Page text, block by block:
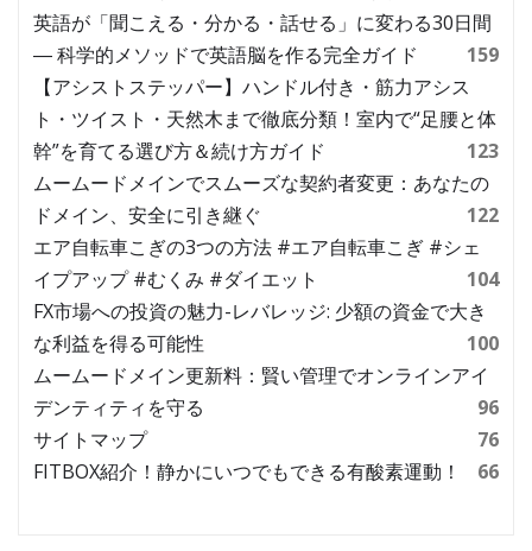
英語が「聞こえる・分かる・話せる」に変わる30日間
― 科学的メソッドで英語脳を作る完全ガイド
159
【アシストステッパー】ハンドル付き・筋力アシス
ト・ツイスト・天然木まで徹底分類！室内で“足腰と体
幹”を育てる選び方＆続け方ガイド
123
ムームードメインでスムーズな契約者変更：あなたの
ドメイン、安全に引き継ぐ
122
エア自転車こぎの3つの方法 #エア自転車こぎ #シェ
イプアップ #むくみ #ダイエット
104
FX市場への投資の魅力-レバレッジ: 少額の資金で大き
な利益を得る可能性
100
ムームードメイン更新料：賢い管理でオンラインアイ
デンティティを守る
96
サイトマップ
76
FITBOX紹介！静かにいつでもできる有酸素運動！
66